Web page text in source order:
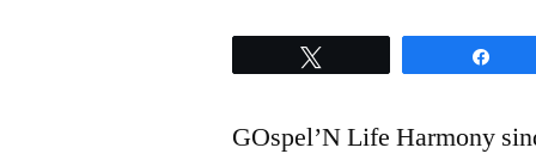
GOspel’N Life Harmony